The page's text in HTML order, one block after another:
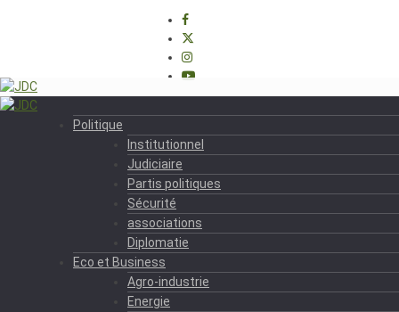
Politique
Institutionnel
Judiciaire
Partis politiques
Sécurité
associations
Diplomatie
Eco et Business
Agro-industrie
Energie